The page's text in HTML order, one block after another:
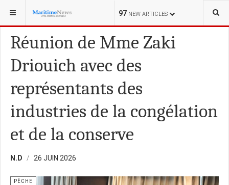
97 NEW ARTICLES
VOUS ÊTES ICI :
Réunion de Mme Zaki
Driouich avec des
représentants des
industries de la congélation
et de la conserve
N.D 26 JUIN 2026
PÊCHE